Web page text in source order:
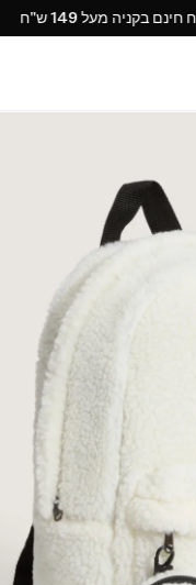
משלוח חינם בקניה מעל